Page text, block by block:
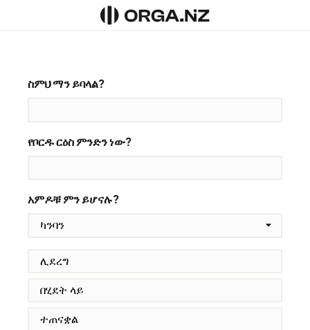
ስምህ ማን ይባላል?
የቦርዱ ርዕስ ምንድን ነው?
አምዶቹ ምን ይሆናሉ?